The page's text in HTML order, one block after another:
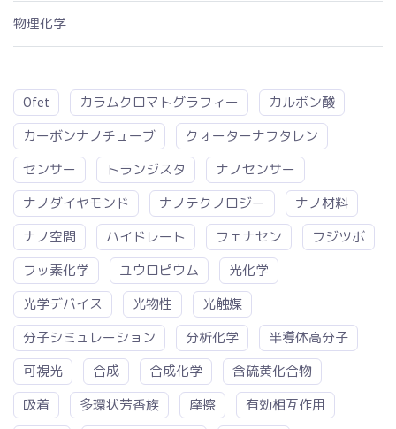
物理化学
Ofet カラムクロマトグラフィー
カルボン酸
カーボンナノチューブ
クォーターナフタレン
センサー
トランジスタ
ナノセンサー
ナノダイヤモンド
ナノテクノロジー
ナノ材料
ナノ空間
ハイドレート フェナセン
フジツボ
フッ素化学
ユウロピウム
光化学
光学デバイス
光物性
光触媒
分子シミュレーション
分析化学
半導体高分子
可視光
合成 合成化学
含硫黄化合物
吸着
多環状芳香族 摩擦
有効相互作用